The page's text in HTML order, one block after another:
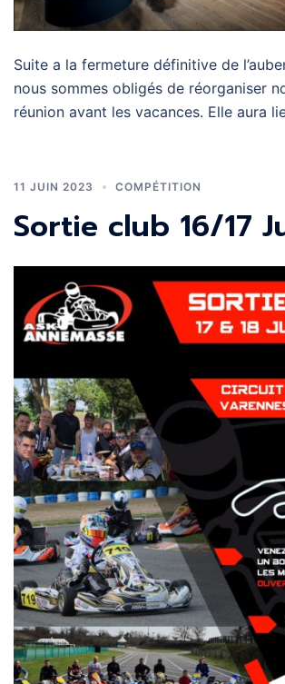
Suite a la fermeture définitive de
nous sommes obligés de réorganiser
réunion avant les vacances. Elle aura
11 JUIN 2023 COMPÉTITION
Sortie club 16/17